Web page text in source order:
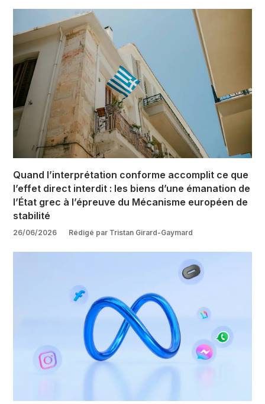
Quand l’interprétation conforme accomplit ce que
l’effet direct interdit : les biens d’une émanation de
l’État grec à l’épreuve du Mécanisme européen de
stabilité
26/06/2026 Rédigé par Tristan Girard-Gaymard